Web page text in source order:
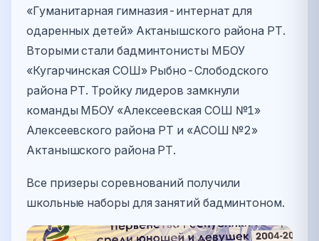
«Гуманитарная гимназия-интернат для
одаренных детей» Актанышского района РТ.
Вторыми стали бадминтонисты МБОУ
«Кугарчинская СОШ» Рыбно-Слободского
района РТ. Тройку лидеров замкнули
команды МБОУ «Алексеевская СОШ №1»
Алексеевского района РТ и «АСОШ №2»
Актанышского района РТ.
Все призеры соревнований получили
школьные наборы для занятий бадминтоном.